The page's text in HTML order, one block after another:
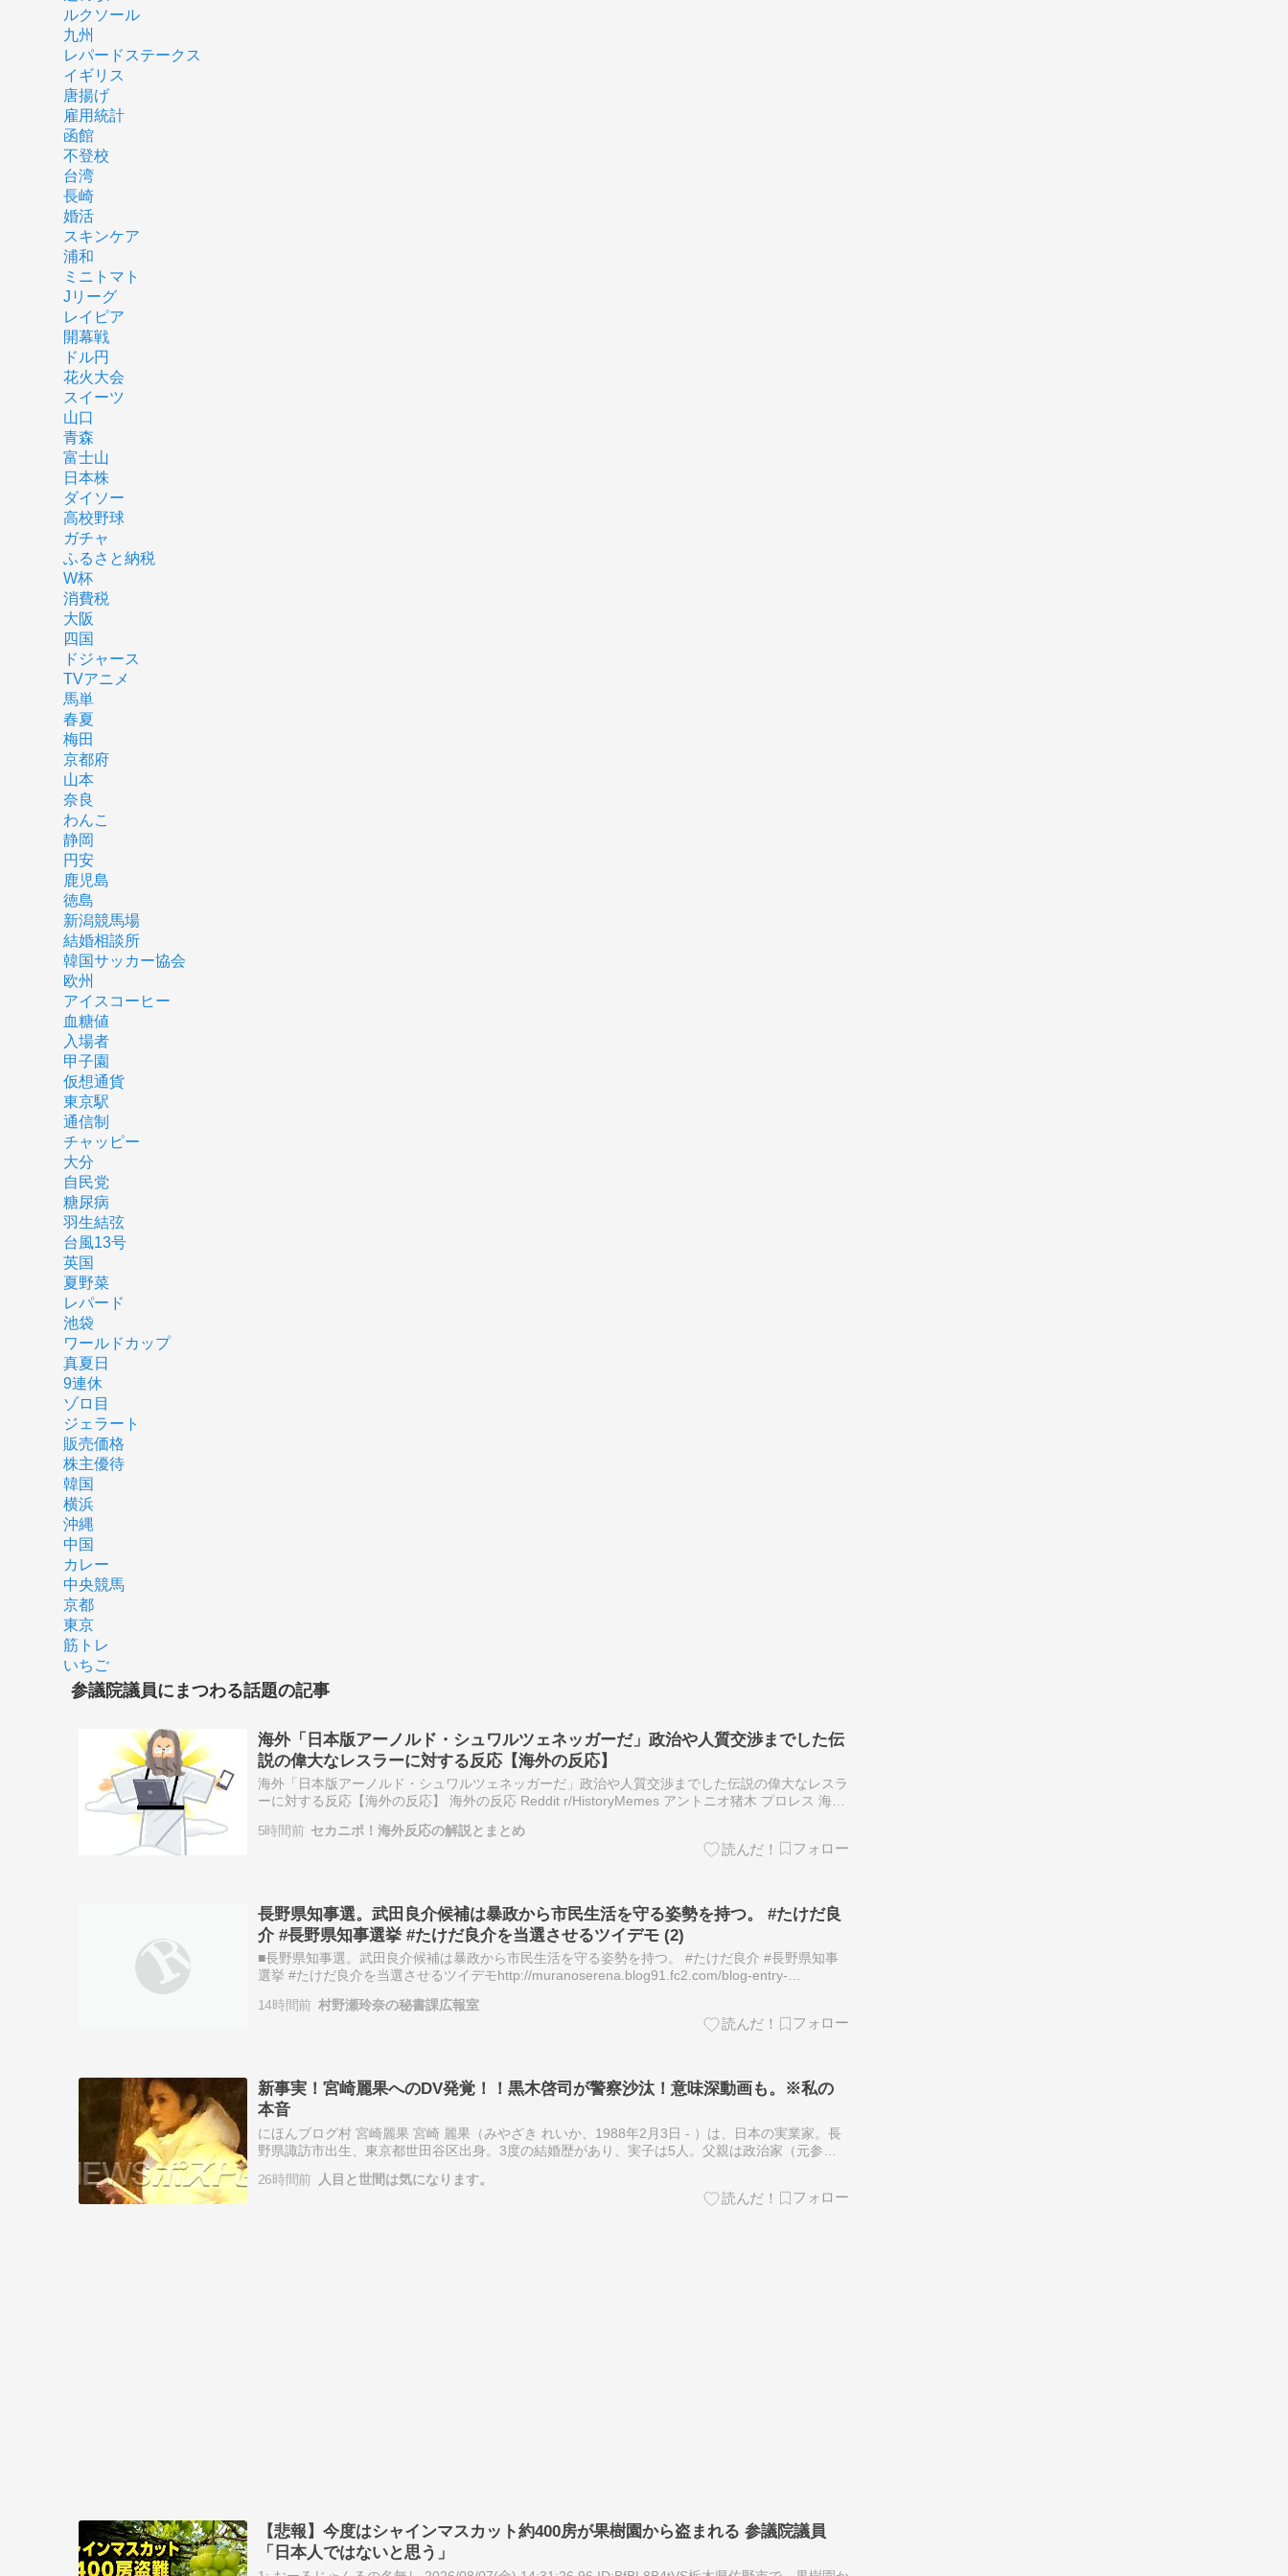
ルクソール
九州
レパードステークス
イギリス
唐揚げ
雇用統計
函館
不登校
台湾
長崎
婚活
スキンケア
浦和
ミニトマト
Jリーグ
レイピア
開幕戦
ドル円
花火大会
スイーツ
山口
青森
富士山
日本株
ダイソー
高校野球
ガチャ
ふるさと納税
W杯
消費税
大阪
四国
ドジャース
TVアニメ
馬単
春夏
梅田
京都府
山本
奈良
わんこ
静岡
円安
鹿児島
徳島
新潟競馬場
結婚相談所
韓国サッカー協会
欧州
アイスコーヒー
血糖値
入場者
甲子園
仮想通貨
東京駅
通信制
チャッピー
大分
自民党
糖尿病
羽生結弦
台風13号
英国
夏野菜
レパード
池袋
ワールドカップ
真夏日
9連休
ゾロ目
ジェラート
販売価格
株主優待
韓国
横浜
沖縄
中国
カレー
中央競馬
京都
東京
筋トレ
いちご
参議院議員にまつわる話題の記事
海外「日本版アーノルド・シュワルツェネッガーだ」政治や人質交渉までした伝
説の偉大なレスラーに対する反応【海外の反応】
海外「日本版アーノルド・シュワルツェネッガーだ」政治や人質交渉までした伝説の偉大なレスラ
ーに対する反応【海外の反応】 海外の反応 Reddit r/HistoryMemes アントニオ猪木 プロレス 海外
5時間前 セカニポ！海外反応の解説とまとめ
長野県知事選。武田良介候補は暴政から市民生活を守る姿勢を持つ。 #たけだ良
介 #長野県知事選挙 #たけだ良介を当選させるツイデモ (2)
■長野県知事選。武田良介候補は暴政から市民生活を守る姿勢を持つ。 #たけだ良介 #長野県知事
選挙 #たけだ良介を当選させるツイデモhttp://muranoserena.blog91.fc2.com/blog-entry-
14時間前 村野瀬玲奈の秘書課広報室
新事実！宮崎麗果へのDV発覚！！黒木啓司が警察沙汰！意味深動画も。※私の
本音
にほんブログ村 宮崎麗果 宮崎 麗果（みやざき れいか、1988年2月3日 - ）は、日本の実業家。長
野県諏訪市出生、東京都世田谷区出身。3度の結婚歴があり、実子は5人。父親は政治家（元参議
26時間前 人目と世間は気になります。
【悲報】今度はシャインマスカット約400房が果樹園から盗まれる 参議院議員
「日本人ではないと思う」